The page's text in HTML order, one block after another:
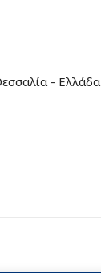
- Ελλάδα